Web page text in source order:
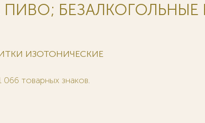
ПИВО;
ИЗОТОНИЧЕСКИЕ
066 товарных знаков.